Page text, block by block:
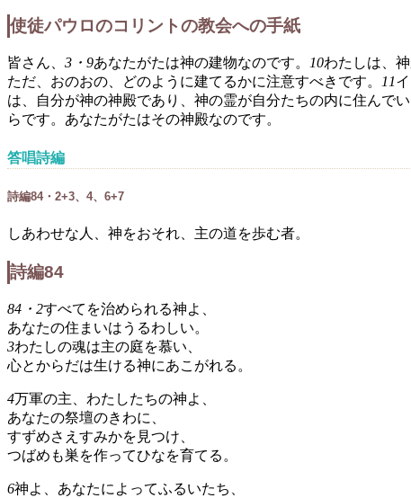
使徒パウロのコリントの教会への手紙
皆さん、 3・9あなたがたは神の建物なのです。 10わたしは、
ただ、おのおの、どのように建てるかに注意すべきです。 11
は、自分が神の神殿であり、神の霊が自分たちの内に住んで
らです。あなたがたはその神殿なのです。
答唱詩編
詩編84・2+3、4、6+7
しあわせな人、神をおそれ、主の道を歩む者。
詩編84
84・2すべてを治められる神よ、
あなたの住まいはうるわしい。
3わたしの魂は主の庭を慕い、
心とからだは生ける神にあこがれる。
4万軍の主、わたしたちの神よ、
あなたの祭壇のきわに、
すずめさえすみかを見つけ、
つばめも巣を作ってひなを育てる。
6神よ、あなたによってふるいたち、